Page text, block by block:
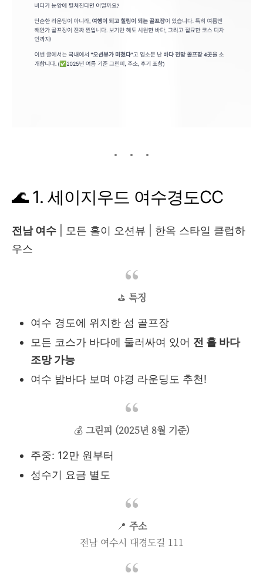
🌊 1. 세이지우드 여수경도CC
전남 여수 | 모든 홀이 오션뷰 | 한옥 스타일 클럽하
우스
⛳ 특징
여수 경도에 위치한 섬 골프장
모든 코스가 바다에 둘러싸여 있어 전 홀 바다
조망 가능
여수 밤바다 보며 야경 라운딩도 추천!
💰 그린피 (2025년 8월 기준)
주중: 12만 원부터
성수기 요금 별도
📍 주소
전남 여수시 대경도길 111